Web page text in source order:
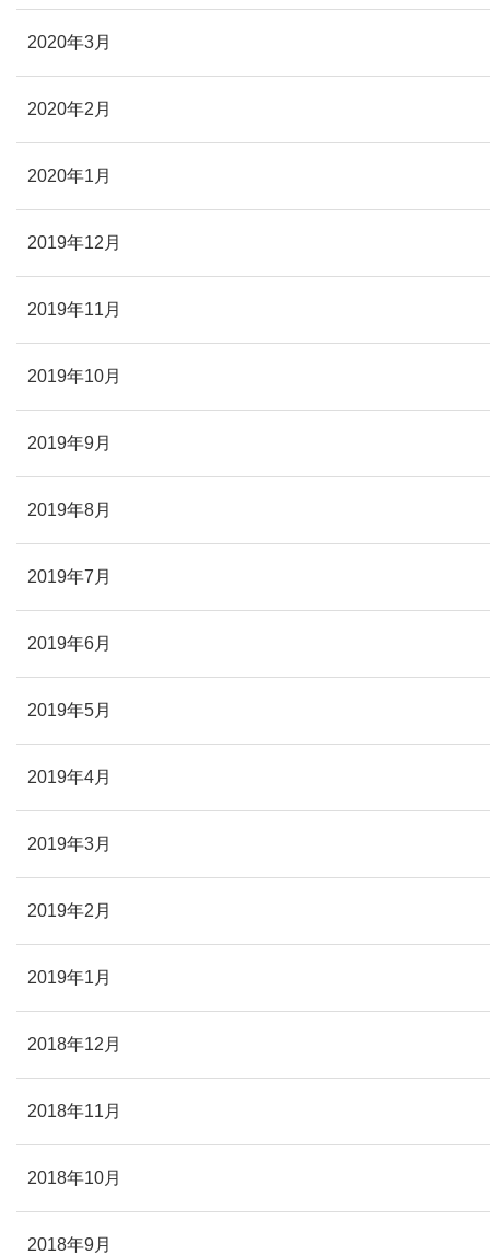
2020年3月
2020年2月
2020年1月
2019年12月
2019年11月
2019年10月
2019年9月
2019年8月
2019年7月
2019年6月
2019年5月
2019年4月
2019年3月
2019年2月
2019年1月
2018年12月
2018年11月
2018年10月
2018年9月